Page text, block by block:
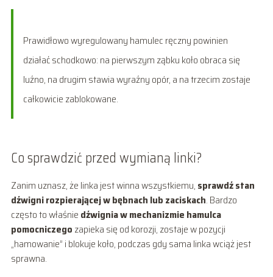
Prawidłowo wyregulowany hamulec ręczny powinien
działać schodkowo: na pierwszym ząbku koło obraca się
luźno, na drugim stawia wyraźny opór, a na trzecim zostaje
całkowicie zablokowane.
Co sprawdzić przed wymianą linki?
Zanim uznasz, że linka jest winna wszystkiemu, sprawdź stan
dźwigni rozpierającej w bębnach lub zaciskach. Bardzo
często to właśnie dźwignia w mechanizmie hamulca
pomocniczego zapieka się od korozji, zostaje w pozycji
„hamowanie” i blokuje koło, podczas gdy sama linka wciąż jest
sprawna.